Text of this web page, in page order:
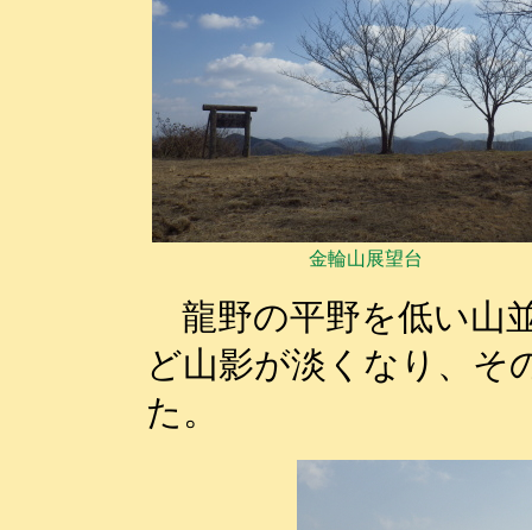
金輪山展望台
龍野の平野を低い山
ど山影が淡くなり、そ
た。